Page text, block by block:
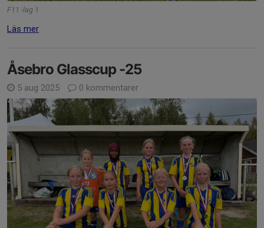
F11 -lag 1
Läs mer
Åsebro Glasscup -25
5 aug 2025 0 kommentarer